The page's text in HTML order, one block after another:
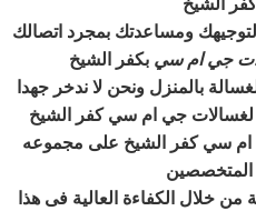
ومساعدتك بمجرد اتصالك
جي ام سي بكفر الشيخ
بالمنزل ونحن لا ندخر جهدا
لغسالات جي ام سي كفر الشيخ
ام سي كفر الشيخ على مجموعه
المتخصصين
خلال الكفاءة العالية فى هذا